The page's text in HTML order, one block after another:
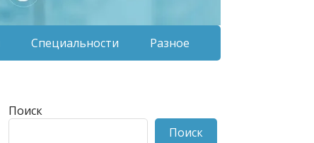
Специальности Разное
Поиск
Поиск